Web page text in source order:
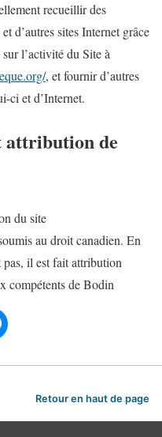
recueillir des
d’autres sites Internet grâce
l’activité du Site à
, et fournir d’autres
ci et d’Internet.
attribution de
du site
au droit canadien. En
il est fait attribution
compétents de Bodin
Retour en haut de page